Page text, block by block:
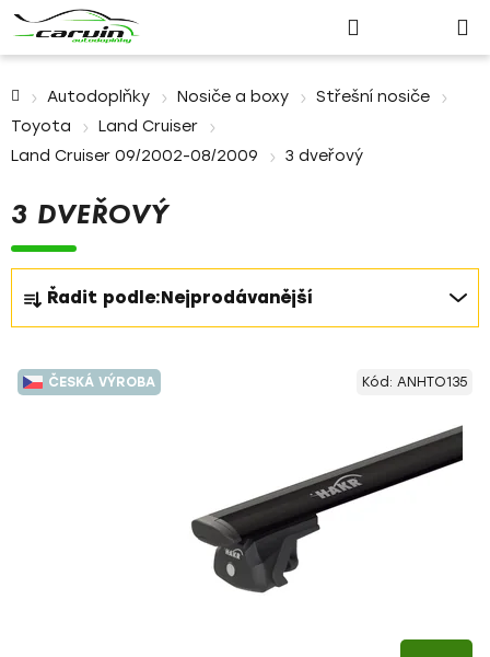
Přihlášení
košík
Autodoplňky Nosiče a boxy
Střešní nosiče
Toyota
Land Cruiser
Land Cruiser 09/2002-08/2009
3 dveřový
3 DVEŘOVÝ
Ř
a
z
e
n
Řadit podle:Nejprodávanější
V
ý
ČESKÁ VÝROBA Kód: ANHTO135